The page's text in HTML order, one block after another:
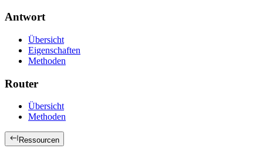
Antwort
Übersicht
Eigenschaften
Methoden
Router
Übersicht
Methoden
Ressourcen